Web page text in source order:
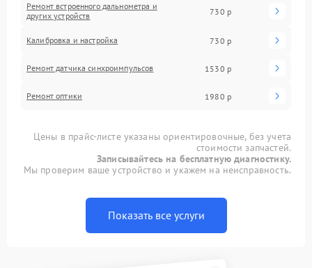
Ремонт встроенного дальнометра и
других устройств
730 р
Калибровка и настройка 730 р
Ремонт датчика синхроимпульсов 1530 р
Ремонт оптики 1980 р
Цены в прайс-листе указаны ориентировочные, без учета
стоимости запчастей.
Записывайтесь на бесплатную диагностику.
Мы проверим ваше устройство и укажем на неисправность.
Показать все услуги